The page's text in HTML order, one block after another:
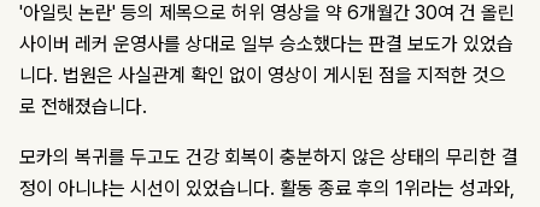
'아일릿 논란' 등의 제목으로 허위 영상을 약 6개월간 30여 건 올린
사이버 레커 운영사를 상대로 일부 승소했다는 판결 보도가 있었습
니다. 법원은 사실관계 확인 없이 영상이 게시된 점을 지적한 것으
로 전해졌습니다.
모카의 복귀를 두고도 건강 회복이 충분하지 않은 상태의 무리한 결
정이 아니냐는 시선이 있었습니다. 활동 종료 후의 1위라는 성과와,